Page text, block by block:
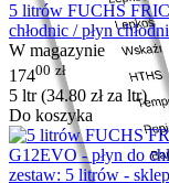
5 litrów FUCHS
chłodnic / płyn
W magazynie
17400 zł
5 ltr (34.80 złza ltr)
Do koszyka